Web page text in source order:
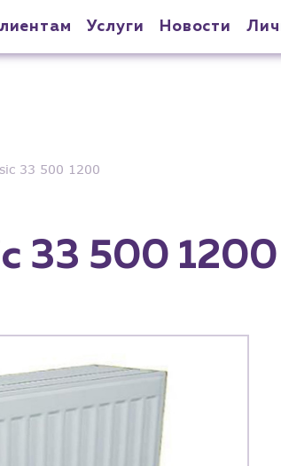
Услуги Новости
33 500 1200
33 500 1200